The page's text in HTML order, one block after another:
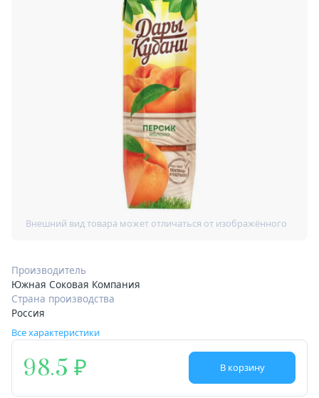
Производитель
Южная Соковая Компания
Страна производства
Россия
Все характеристики
98.5 В корзину